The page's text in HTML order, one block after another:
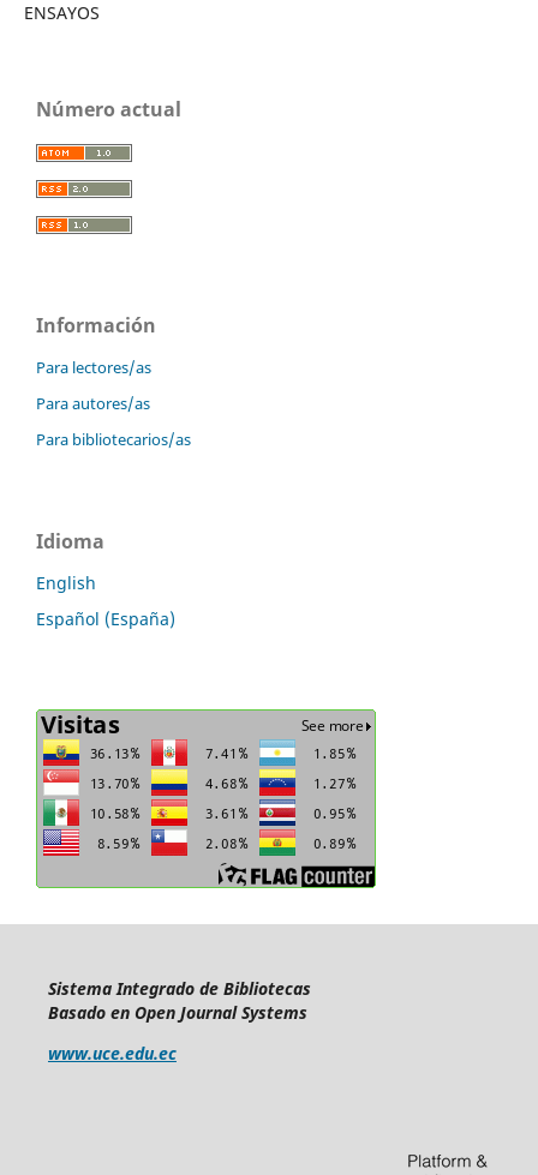
ENSAYOS
Número actual
Información
Para lectores/as
Para autores/as
Para bibliotecarios/as
Idioma
English
Español (España)
Sistema Integrado de Bibliotecas
Basado en Open Journal Systems
www.uce.edu.ec